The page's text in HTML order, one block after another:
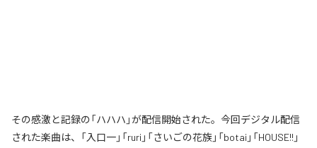
その感激と記録の「ハハハ」が配信開始された。今回デジタル配信
された楽曲は、「入口一」「ruri」「さいごの花族」「botai」「HOUSE!!」